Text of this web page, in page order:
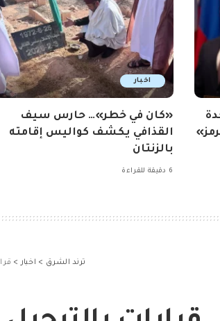
اخبار
«كان في خطر»… حارس سيف
القذافي يكشف كواليس إقامته
بالزنتان
6 دقيقة للقراءة
ترند الشرق > اخبار >